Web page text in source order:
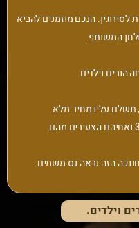
לסירוגין. הנכם מוזמנים להביא
המשותף.
עליו מחיר מלא.
הזה נראה נס משמים.